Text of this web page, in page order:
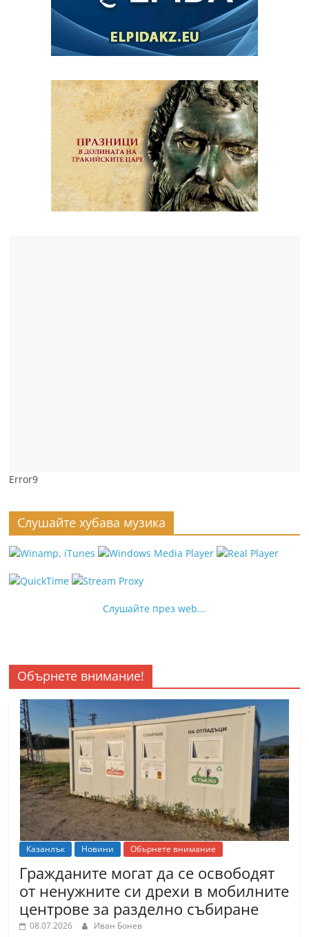
Error9
Слушайте хубава музика
Слушайте през web...
Обърнете внимание!
Казанлък Новини Обърнете внимание
Гражданите могат да се освободят
от ненужните си дрехи в мобилните
центрове за разделно събиране
08.07.2026 Иван Бонев